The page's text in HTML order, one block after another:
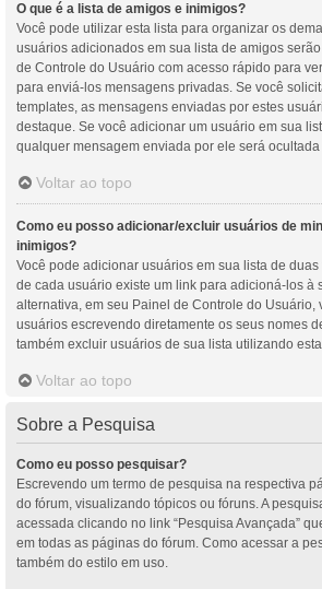
O que é a lista de amigos e inimigos?
Você pode utilizar esta lista para organizar os
usuários adicionados em sua lista de amigos
de Controle do Usuário com acesso rápido para
para enviá-los mensagens privadas. Se você
templates, as mensagens enviadas por estes
destaque. Se você adicionar um usuário em sua
qualquer mensagem enviada por ele será
Voltar ao topo
Como eu posso adicionar/excluir usuários de
inimigos?
Você pode adicionar usuários em sua lista de duas
de cada usuário existe um link para adicioná-los à
alternativa, em seu Painel de Controle do Usuário,
usuários escrevendo diretamente os seus nomes
também excluir usuários de sua lista utilizando
Voltar ao topo
Sobre a Pesquisa
Como eu posso pesquisar?
Escrevendo um termo de pesquisa na respectiva
do fórum, visualizando tópicos ou fóruns. A
acessada clicando no link “Pesquisa Avançada”
em todas as páginas do fórum. Como acessar a
também do estilo em uso.